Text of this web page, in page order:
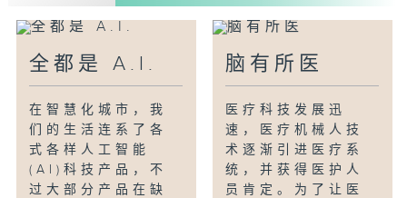
全都是 A.I.
在智慧化城市，我
们的生活连系了各
式各样人工智能
(AI)科技产品，不
过大部分产品在缺
脑有所医
医疗科技发展迅
速，医疗机械人技
术逐渐引进医疗系
统，并获得医护人
员肯定。为了让医